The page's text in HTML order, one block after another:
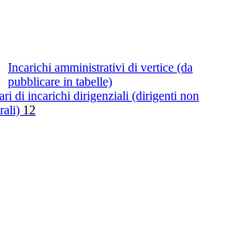
Incarichi amministrativi di vertice (da
pubblicare in tabelle)
di incarichi dirigenziali (dirigenti non
12